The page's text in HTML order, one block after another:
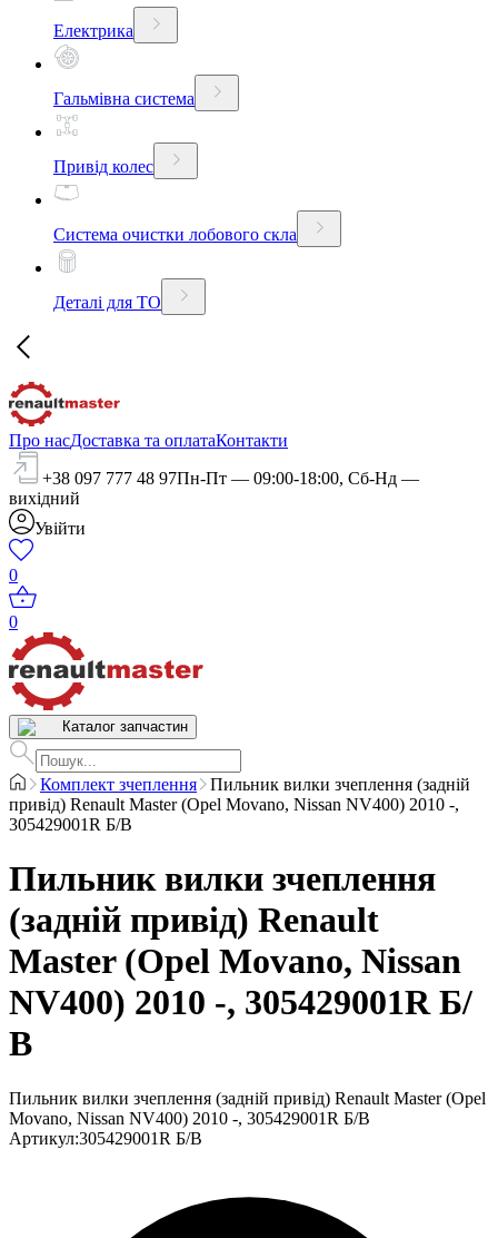
Електрика
Гальмівна система
Привід колес
Система очистки лобового скла
Деталі для ТО
Про насДоставка та оплатаКонтакти
+38 097 777 48 97Пн-Пт — 09:00-18:00, Сб-Нд —
вихідний
Увійти
0
0
Каталог запчастин
Комплект зчеплення
Пильник вилки зчеплення (задній
привід) Renault Master (Opel Movano, Nissan NV400) 2010 -,
305429001R Б/В
Пильник вилки зчеплення
(задній привід) Renault
Master (Opel Movano, Nissan
NV400) 2010 -, 305429001R Б/
В
Пильник вилки зчеплення (задній привід) Renault Master (Opel
Movano, Nissan NV400) 2010 -, 305429001R Б/В
Артикул:305429001R Б/В